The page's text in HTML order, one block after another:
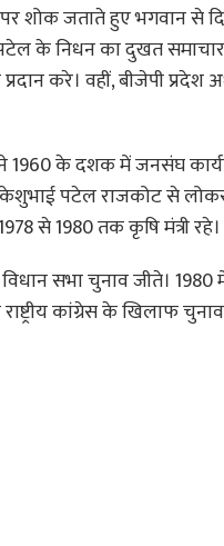
शोक जताते हुए भगवान से
के निधन का दुखत
करे। वहीं, बीजेपी
1960 के दशक में जनसंघ
पटेल राजकोट से
से 1980 तक कृषि मंत्री रहे।
सभा चुनाव जीते।
राष्ट्रीय कांग्रेस के खिलाफ